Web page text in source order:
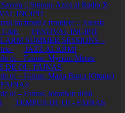
:: Simone Azzu al Radio X
INCIPIT
tra fronti e frontiere :: Alessia
Club
FESTIVAL INCIPIT
SUMMER SESSIONS –
JAZZ ALARM!
oi – Fainas: Myriam Mereu
DE OI - FAINAS
oi – Fainas: Maria Barca (Ottana)
oi – Fainas: Jonathan della
TEMPUS DE OI - FAINAS